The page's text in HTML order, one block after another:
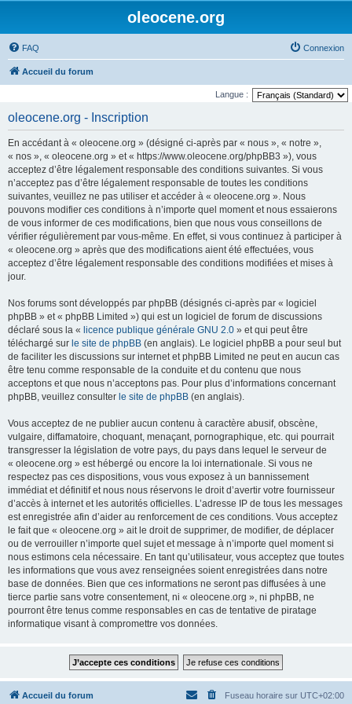
oleocene.org
FAQ Connexion
Accueil du forum
Langue :
oleocene.org - Inscription
En accédant à « oleocene.org » (désigné ci-après par « nous », « notre »,
« nos », « oleocene.org » et « https://www.oleocene.org/phpBB3 »), vous
acceptez d’être légalement responsable des conditions suivantes. Si vous
n’acceptez pas d’être légalement responsable de toutes les conditions
suivantes, veuillez ne pas utiliser et accéder à « oleocene.org ». Nous
pouvons modifier ces conditions à n’importe quel moment et nous essaierons
de vous informer de ces modifications, bien que nous vous conseillons de
vérifier régulièrement par vous-même. En effet, si vous continuez à participer à
« oleocene.org » après que des modifications aient été effectuées, vous
acceptez d’être légalement responsable des conditions modifiées et mises à
jour.
Nos forums sont développés par phpBB (désignés ci-après par « logiciel
phpBB » et « phpBB Limited ») qui est un logiciel de forum de discussions
déclaré sous la « licence publique générale GNU 2.0 » et qui peut être
téléchargé sur le site de phpBB (en anglais). Le logiciel phpBB a pour seul but
de faciliter les discussions sur internet et phpBB Limited ne peut en aucun cas
être tenu comme responsable de la conduite et du contenu que nous
acceptons et que nous n’acceptons pas. Pour plus d’informations concernant
phpBB, veuillez consulter le site de phpBB (en anglais).
Vous acceptez de ne publier aucun contenu à caractère abusif, obscène,
vulgaire, diffamatoire, choquant, menaçant, pornographique, etc. qui pourrait
transgresser la législation de votre pays, du pays dans lequel le serveur de
« oleocene.org » est hébergé ou encore la loi internationale. Si vous ne
respectez pas ces dispositions, vous vous exposez à un bannissement
immédiat et définitif et nous nous réservons le droit d’avertir votre fournisseur
d’accès à internet et les autorités officielles. L’adresse IP de tous les messages
est enregistrée afin d’aider au renforcement de ces conditions. Vous acceptez
le fait que « oleocene.org » ait le droit de supprimer, de modifier, de déplacer
ou de verrouiller n’importe quel sujet et message à n’importe quel moment si
nous estimons cela nécessaire. En tant qu’utilisateur, vous acceptez que toutes
les informations que vous avez renseignées soient enregistrées dans notre
base de données. Bien que ces informations ne seront pas diffusées à une
tierce partie sans votre consentement, ni « oleocene.org », ni phpBB, ne
pourront être tenus comme responsables en cas de tentative de piratage
informatique visant à compromettre vos données.
Accueil du forum Fuseau horaire sur UTC+02:00